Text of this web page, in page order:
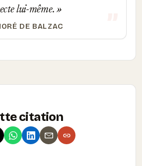
lui-même.
DE BALZAC
citation